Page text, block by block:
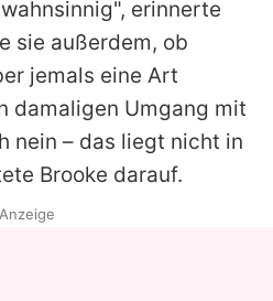
erinnerte
sie außerdem, ob
jemals eine Art
damaligen Umgang mit
nein – das liegt nicht in
Brooke darauf.
Anzeige